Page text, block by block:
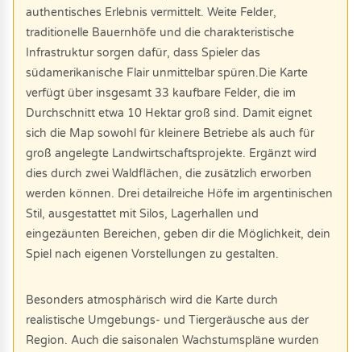
authentisches Erlebnis vermittelt. Weite Felder,
traditionelle Bauernhöfe und die charakteristische
Infrastruktur sorgen dafür, dass Spieler das
südamerikanische Flair unmittelbar spüren.Die Karte
verfügt über insgesamt 33 kaufbare Felder, die im
Durchschnitt etwa 10 Hektar groß sind. Damit eignet
sich die Map sowohl für kleinere Betriebe als auch für
groß angelegte Landwirtschaftsprojekte. Ergänzt wird
dies durch zwei Waldflächen, die zusätzlich erworben
werden können. Drei detailreiche Höfe im argentinischen
Stil, ausgestattet mit Silos, Lagerhallen und
eingezäunten Bereichen, geben dir die Möglichkeit, dein
Spiel nach eigenen Vorstellungen zu gestalten.
Besonders atmosphärisch wird die Karte durch
realistische Umgebungs- und Tiergeräusche aus der
Region. Auch die saisonalen Wachstumspläne wurden